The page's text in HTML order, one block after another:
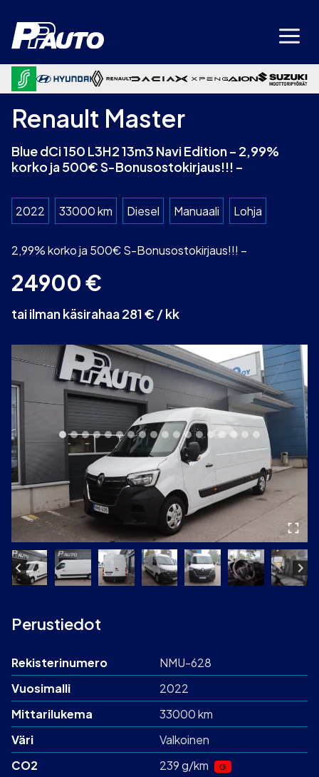
sisältöön
Renault Master
Blue dCi 150 L3H2 13m3 Navi Edition – 2,99%
korko ja 500€ S-Bonusostokirjaus!!! –
2022 33000 km Diesel Manuaali Lohja
2,99% korko ja 500€ S-Bonusostokirjaus!!! –
24900€
tai ilman käsirahaa 281 € / kk
Perustiedot
Rekisterinumero
NMU-628
Vuosimalli
2022
Mittarilukema
33000 km
Väri
Valkoinen
CO2
239 g/km G